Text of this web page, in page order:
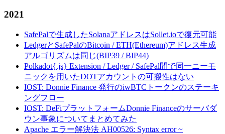
2021
SafePalで生成したSolanaアドレスはSollet.ioで復元可能
LedgerとSafePalのBitcoin / ETH(Ethereum)アドレス生成
アルゴリズムは同じ(BIP39 / BIP44)
Polkadot{.js} Extension / Ledger / SafePal間で同一ニーモ
ニックを用いたDOTアカウントの可搬性はない
IOST: Donnie Finance 発行のiwBTCトークンのステーキ
ングフロー
IOST: DeFiプラットフォームDonnie Financeのサーバダ
ウン事象についてまとめてみた
Apache エラー解決法 AH00526: Syntax error ~